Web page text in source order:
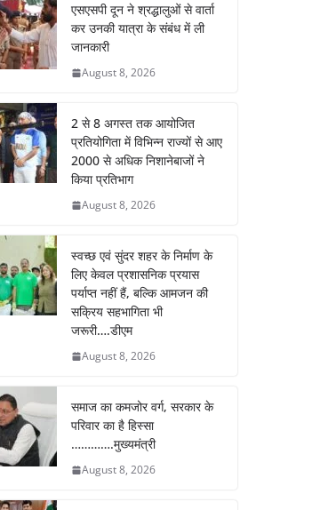
एसएसपी दून ने श्रद्धालुओं से वार्ता
कर उनकी यात्रा के संबंध में ली
जानकारी
August 8, 2026
2 से 8 अगस्त तक आयोजित
प्रतियोगिता में विभिन्न राज्यों से आए
2000 से अधिक निशानेबाजों ने
किया प्रतिभाग
August 8, 2026
स्वच्छ एवं सुंदर शहर के निर्माण के
लिए केवल प्रशासनिक प्रयास
पर्याप्त नहीं हैं, बल्कि आमजन की
सक्रिय सहभागिता भी
जरूरी….डीएम
August 8, 2026
समाज का कमजोर वर्ग, सरकार के
परिवार का है हिस्सा
………….मुख्यमंत्री
August 8, 2026